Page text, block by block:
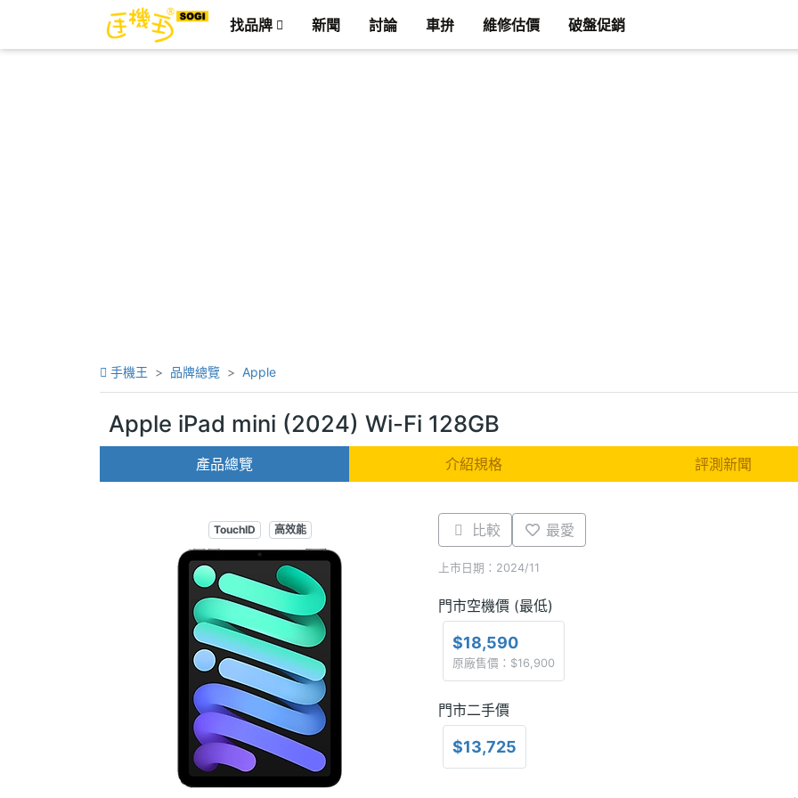
找品牌 新聞 討論 車拚 維修估價 破盤促銷
手機王 品牌總覽 Apple
Apple iPad mini (2024) Wi-Fi 128GB
產品總覽 介紹規格 評測新聞
TouchID 高效能 比較 最愛
上市日期：2024/11
門市空機價 (最低)
$18,590
原廠售價：$16,900
門市二手價
$13,725